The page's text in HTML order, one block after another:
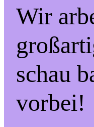
Wir
schau
vorbei!